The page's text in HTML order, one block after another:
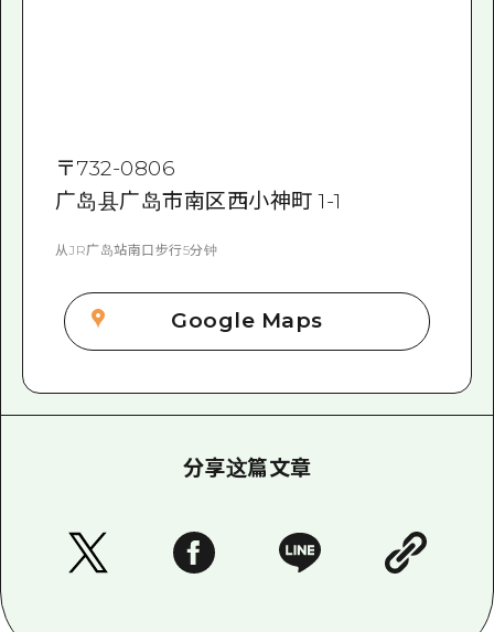
〒732-0806
广岛县广岛市南区西小神町 1-1
从JR广岛站南口步行5分钟
Google Maps
分享这篇文章